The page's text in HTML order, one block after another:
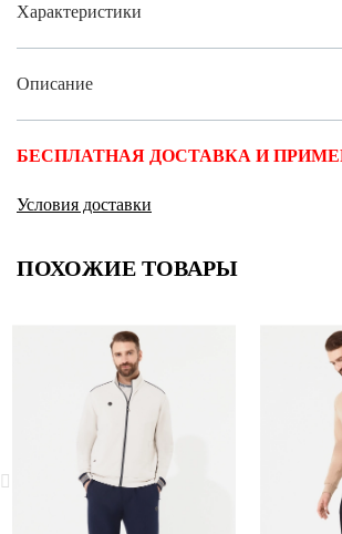
Характеристики
Описание
БЕСПЛАТНАЯ ДОСТАВКА И
Условия доставки
ПОХОЖИЕ ТОВАРЫ